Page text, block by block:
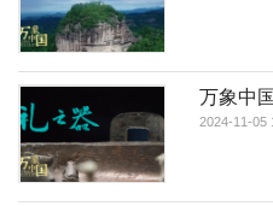
万象中
2024-11-05